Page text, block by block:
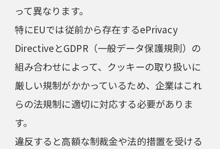
って異なります。
特にEUでは従前から存在するePrivacy
DirectiveとGDPR（一般データ保護規則）の
組み合わせによって、クッキーの取り扱いに
厳しい規制がかかっているため、企業はこれ
らの法規制に適切に対応する必要がありま
す。
違反すると高額な制裁金や法的措置を受ける